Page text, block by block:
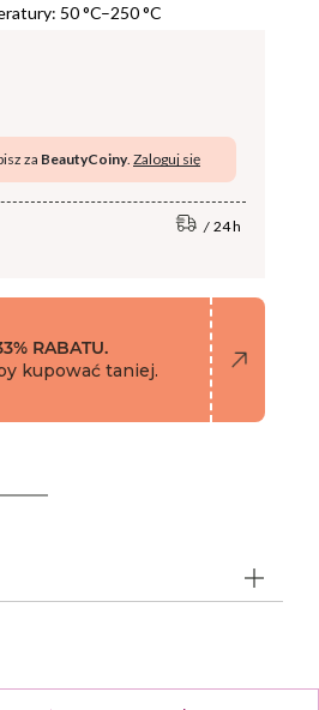
50 °C–250 °C
za BeautyCoiny. Zaloguj się
24 h
RABATU.
kupować taniej.